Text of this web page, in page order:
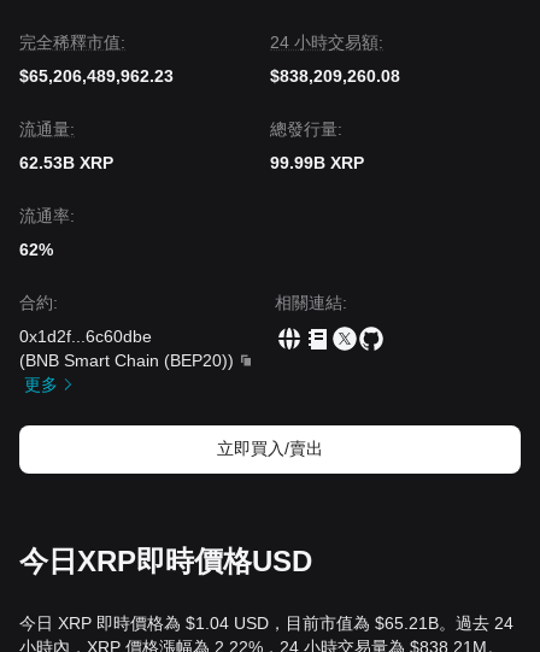
完全稀釋市值:
$65,206,489,962.23
24 小時交易額:
$838,209,260.08
流通量:
62.53B XRP
總發行量:
99.99B XRP
流通率:
62%
合約:
0x1d2f
6c60dbe
(BNB Smart Chain (BEP20))
更多
相關連結:
立即買入/賣出
今日XRP即時價格USD
今日 XRP 即時價格為 $1.04 USD，目前市值為 $65.21B。過去 24
小時內，XRP 價格漲幅為 2.22%，24 小時交易量為 $838.21M。